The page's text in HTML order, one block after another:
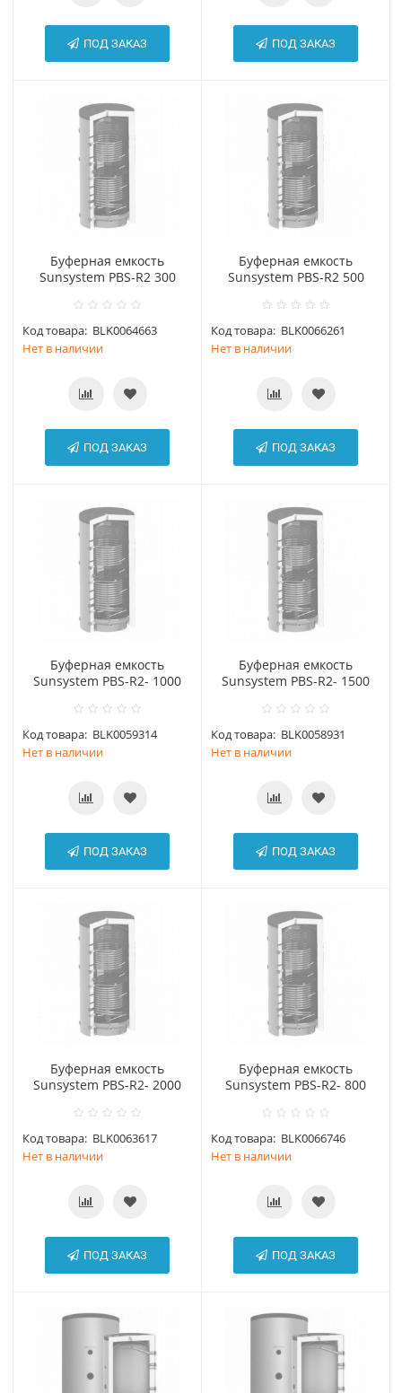
ПОД ЗАКАЗ ПОД ЗАКАЗ
Буферная емкость
Sunsystem PBS-R2 300
Код товара: BLK0064663
Нет в наличии
ПОД ЗАКАЗ
Буферная емкость
Sunsystem PBS-R2 500
Код товара: BLK0066261
Нет в наличии
ПОД ЗАКАЗ
Буферная емкость
Sunsystem PBS-R2- 1000
Код товара: BLK0059314
Нет в наличии
ПОД ЗАКАЗ
Буферная емкость
Sunsystem PBS-R2- 1500
Код товара: BLK0058931
Нет в наличии
ПОД ЗАКАЗ
Буферная емкость
Sunsystem PBS-R2- 2000
Код товара: BLK0063617
Нет в наличии
ПОД ЗАКАЗ
Буферная емкость
Sunsystem PBS-R2- 800
Код товара: BLK0066746
Нет в наличии
ПОД ЗАКАЗ